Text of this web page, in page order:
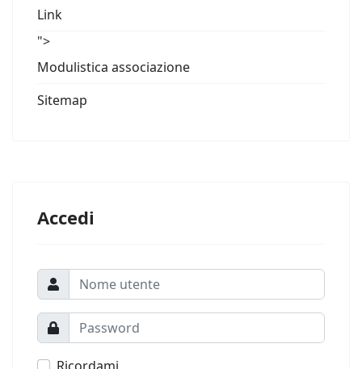
Link
">
Modulistica associazione
Sitemap
Accedi